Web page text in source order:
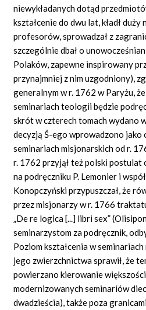
niewykładanych dotąd
kształcenie do dwu lat, kładł duży
profesorów, sprowadzał z
szczególnie dbał o
Polaków, zapewne inspirowany
przynajmniej z nim uzgodniony),
generalnym w r. 1762 w Paryżu,
seminariach teologii będzie
skrót w czterech tomach wydano
decyzją Ś-ego wprowadzono jako
seminariach misjonarskich od r.
r. 1762 przyjął też polski postulat
na podręczniku P. Lemonier i
Konopczyński przypuszczał, że
przez misjonarzy w r. 1766
„De re logica [...] libri sex”
seminarzystom za podręcznik,
Poziom kształcenia w
jego zwierzchnictwa sprawił, że
powierzano kierowanie
modernizowanych seminariów
dwadzieścia), także poza